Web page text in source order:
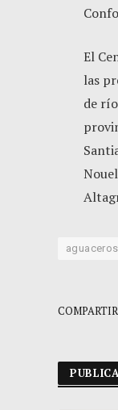
El
las
de
aguaceros